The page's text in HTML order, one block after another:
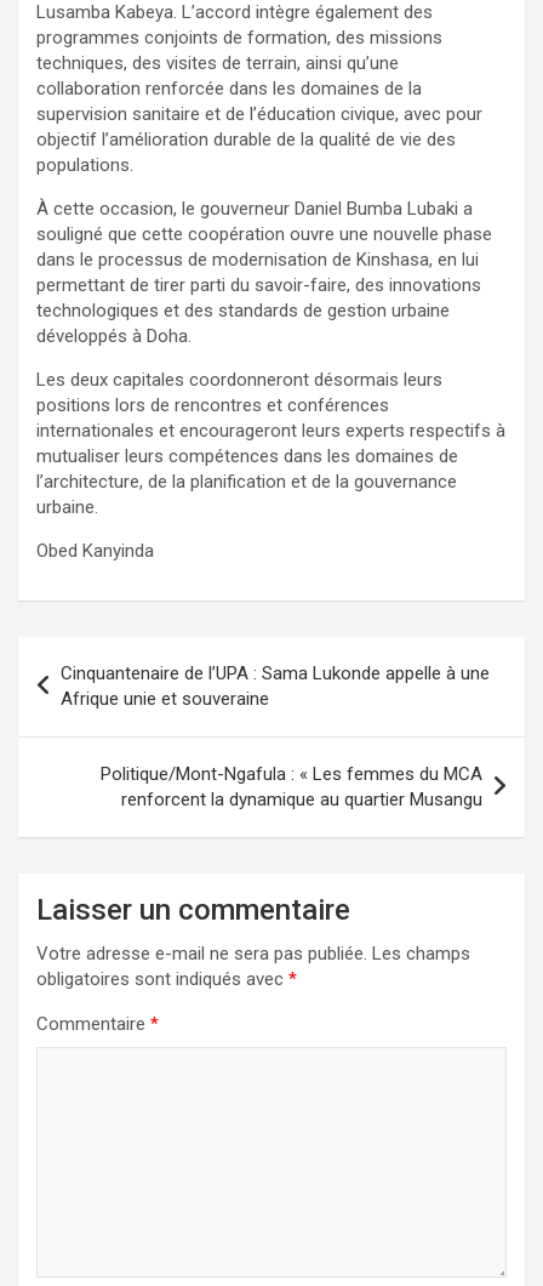
Lusamba Kabeya. L’accord intègre également des
programmes conjoints de formation, des missions
techniques, des visites de terrain, ainsi qu’une
collaboration renforcée dans les domaines de la
supervision sanitaire et de l’éducation civique, avec pour
objectif l’amélioration durable de la qualité de vie des
populations.
À cette occasion, le gouverneur Daniel Bumba Lubaki a
souligné que cette coopération ouvre une nouvelle phase
dans le processus de modernisation de Kinshasa, en lui
permettant de tirer parti du savoir-faire, des innovations
technologiques et des standards de gestion urbaine
développés à Doha.
Les deux capitales coordonneront désormais leurs
positions lors de rencontres et conférences
internationales et encourageront leurs experts respectifs à
mutualiser leurs compétences dans les domaines de
l’architecture, de la planification et de la gouvernance
urbaine.
Obed Kanyinda
de
l’article
Cinquantenaire de l’UPA : Sama Lukonde appelle à une
Afrique unie et souveraine
Politique/Mont-Ngafula : « Les femmes du MCA
renforcent la dynamique au quartier Musangu
Laisser un commentaire
Votre adresse e-mail ne sera pas publiée. Les champs
obligatoires sont indiqués avec *
Commentaire *